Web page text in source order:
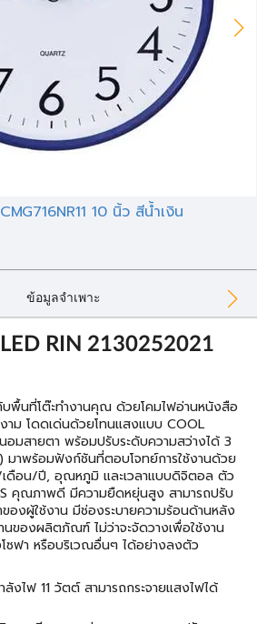
10 นิ้ว สีน้ำเงิน
ข้อมูลจำเพาะ
RIN 2130252021
บพื้นที่โต๊ะทำงานคุณ ด้วยโคมไฟอ่านหนังสือ
าม โดดเด่นด้วยโทนแสงแบบ COOL
อมสายตา พร้อมปรับระดับความสว่างได้ 3
มาพร้อมฟังก์ชันที่ตอบโจทย์การใช้งานด้วย
ดือน/ปี, อุณหภูมิ และเวลาแบบดิจิตอล ตัว
คุณภาพดี มีความยืดหยุ่นสูง สามารถปรับ
ของผู้ใช้งาน มีช่องระบายความร้อนด้านหลัง
นของผลิตภัณฑ์ ไม่ว่าจะจัดวางเพื่อใช้งาน
โซฟา หรือบริเวณอื่นๆ ได้อย่างลงตัว
งไฟ 11 วัตต์ สามารถกระจายแสงไฟได้